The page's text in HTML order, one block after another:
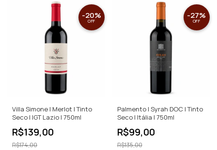
Villa Simone | Merlot | Tinto
Seco | IGT Lazio | 750ml
R$139,00
-20%
OFF
R$174,00
Palmento | Syrah DOC | Tinto
Seco | Itália | 750ml
R$99,00
-27%
OFF
R$135,00